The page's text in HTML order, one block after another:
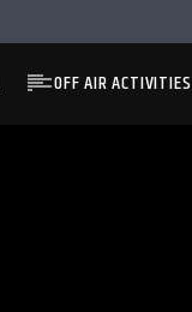
OFF AIR ACTIVITIES